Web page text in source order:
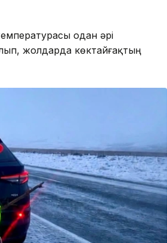
одан әрі
жолдарда көктайғақтың